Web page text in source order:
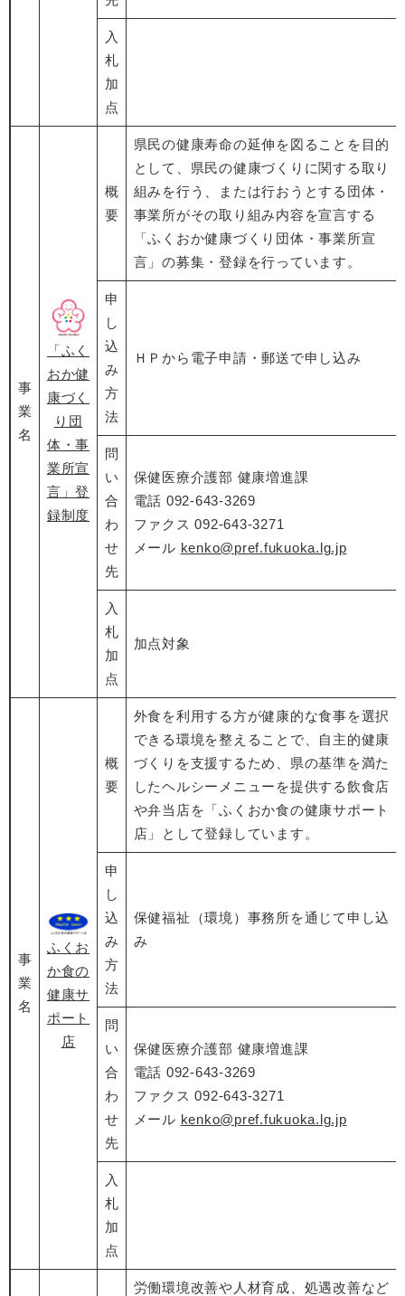
入
札
加
点
事
業
名
「ふく
おか健
康づく
り団
体・事
業所宣
言」登
録制度
概
要
県民の健康寿命の延伸を図ることを目的
として、県民の健康づくりに関する取り
組みを行う、または行おうとする団体・
事業所がその取り組み内容を宣言する
「ふくおか健康づくり団体・事業所宣
言」の募集・登録を行っています。
申
し
込
み
方
法
ＨＰから電子申請・郵送で申し込み
問
い
合
わ
せ
先
保健医療介護部 健康増進課
電話 092-643-3269
ファクス 092-643-3271
メール kenko@pref.fukuoka.lg.jp
入
札
加
点
加点対象
事
業
名
ふくお
か食の
健康サ
ポート
店
概
要
外食を利用する方が健康的な食事を選択
できる環境を整えることで、自主的健康
づくりを支援するため、県の基準を満た
したヘルシーメニューを提供する飲食店
や弁当店を「ふくおか食の健康サポート
店」として登録しています。
申
し
込
み
方
法
保健福祉（環境）事務所を通じて申し込
み
問
い
合
わ
せ
先
保健医療介護部 健康増進課
電話 092-643-3269
ファクス 092-643-3271
メール kenko@pref.fukuoka.lg.jp
入
札
加
点
労働環境改善や人材育成、処遇改善など